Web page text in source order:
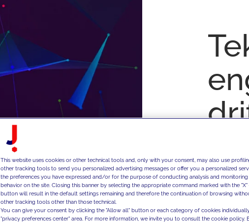
Vi
og
og
This website uses cookies or other technical tools and, only with your consent, may also use
other tracking tools to send you personalized advertising messages or offer you a personalized
the preferences you have expressed and/or for the purpose of conducting analysis and
behavior on the site. Closing this banner by selecting the appropriate command marked with the "X"
button will result in the default settings remaining and therefore the continuation of browsing
other tracking tools other than those technical.
You can give your consent by clicking the "Allow all" button or each category of cookies
"privacy preferences center" area. For more information, we invite you to consult the cookie policy.